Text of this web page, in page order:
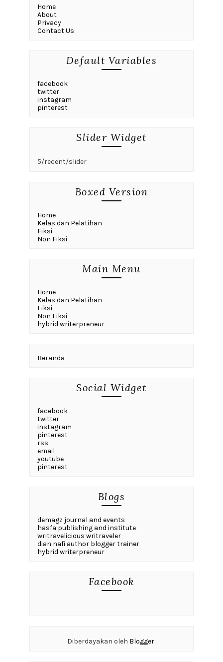
Home
About
Privacy
Contact Us
Default Variables
facebook
twitter
instagram
pinterest
Slider Widget
5/recent/slider
Boxed Version
Home
Kelas dan Pelatihan
Fiksi
Non Fiksi
Main Menu
Home
Kelas dan Pelatihan
Fiksi
Non Fiksi
hybrid writerpreneur
Beranda
Social Widget
facebook
twitter
instagram
pinterest
rss
email
youtube
pinterest
Blogs
demagz journal and events
hasfa publishing and institute
writravelicious writraveler
dian nafi author blogger trainer
hybrid writerpreneur
Facebook
Diberdayakan oleh Blogger.